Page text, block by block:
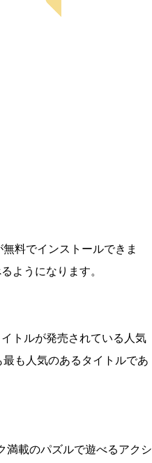
料でインストールできま
ようになります。
トルが発売されている人気
も人気のあるタイトルであ
満載のパズルで遊べるアクシ